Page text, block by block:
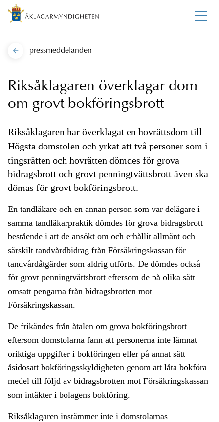
pressmeddelanden
Riksåklagaren överklagar dom
om grovt bokföringsbrott
Riksåklagaren har överklagat en hovrättsdom till
Högsta domstolen och yrkat att två personer som i
tingsrätten och hovrätten dömdes för grova
bidragsbrott och grovt penningtvättsbrott även ska
dömas för grovt bokföringsbrott.
En tandläkare och en annan person som var delägare i
samma tandläkarpraktik dömdes för grova bidragsbrott
bestående i att de ansökt om och erhållit allmänt och
särskilt tandvårdbidrag från Försäkringskassan för
tandvårdåtgärder som aldrig utförts. De dömdes också
för grovt penningtvättsbrott eftersom de på olika sätt
omsatt pengarna från bidragsbrotten mot
Försäkringskassan.
De frikändes från åtalen om grova bokföringsbrott
eftersom domstolarna fann att personerna inte lämnat
oriktiga uppgifter i bokföringen eller på annat sätt
åsidosatt bokföringsskyldigheten genom att låta bokföra
medel till följd av bidragsbrotten mot Försäkringskassan
som intäkter i bolagens bokföring.
Riksåklagaren instämmer inte i domstolarnas